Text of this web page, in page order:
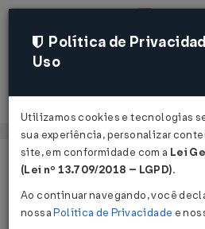
Página Inicial
Notícias
pagamento das parcelas referentes
dezembro/2011 ...
Política de
Uso
Utilizamos cookies e tecnologias
sua experiência, personalizar
site, em conformidade com a Lei
(Lei nº 13.709/2018 – LGPD).
Ao continuar navegando, você
nossaPolítica de Privacidade e